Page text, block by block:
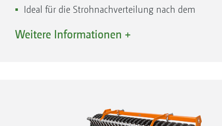
Ideal für die Strohnachverteilung nach dem
Bodenbedeckung und Schutz vor Überhitzen
Traktorkabine aus eingestellt werden.
Weitere Informationen +